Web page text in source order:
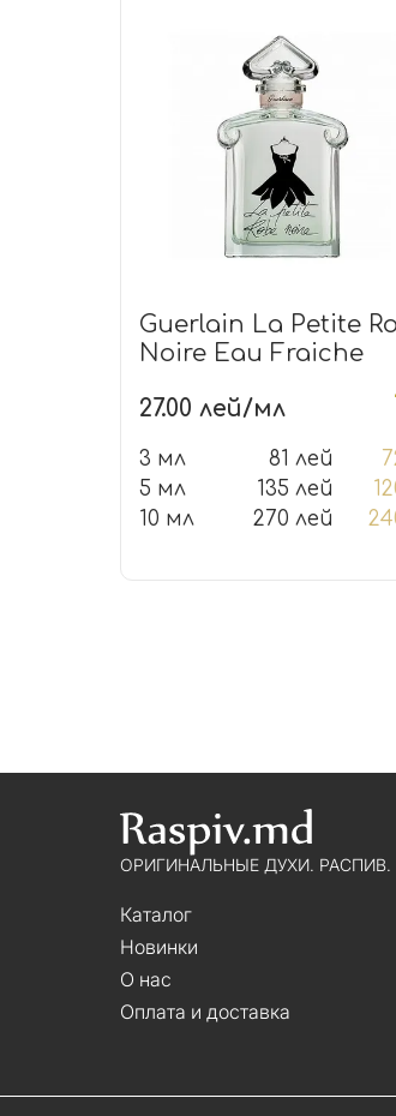
Guerlain La Petite
Noire Eau Fraiche
27.00 лей/мл
3 мл 81 лей
5 мл
135 лей
10 мл
270 лей
ОРИГИНАЛЬНЫЕ ДУХИ. РАСПИВ.
Каталог
Новинки
О нас
Оплата и доставка